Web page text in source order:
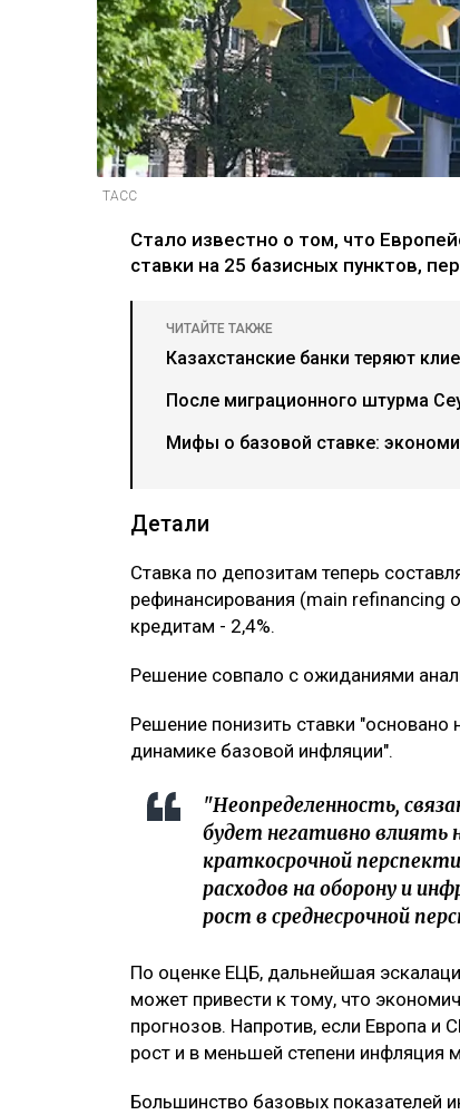
ТАСС
Стало известно о том, что
ставки на 25 базисных пунктов,
ЧИТАЙТЕ ТАКЖЕ
Казахстанские банки теряют
После миграционного штурма
Мифы о базовой ставке:
Детали
Ставка по депозитам теперь
рефинансирования (main refinancing
кредитам - 2,4%.
Решение совпало с ожиданиями
Решение понизить ставки
динамике базовой инфляции".
"Неопределенность,
будет негативно влиять
краткосрочной
расходов на оборону и
рост в среднесрочной
По оценке ЕЦБ, дальнейшая
может привести к тому, что
прогнозов. Напротив, если Европа и
рост и в меньшей степени инфляция
Большинство базовых показателей